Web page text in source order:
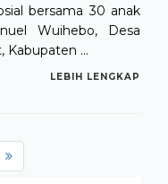
bersama 30 anak
Wuihebo, Desa
Kabupaten ...
LEBIH LENGKAP